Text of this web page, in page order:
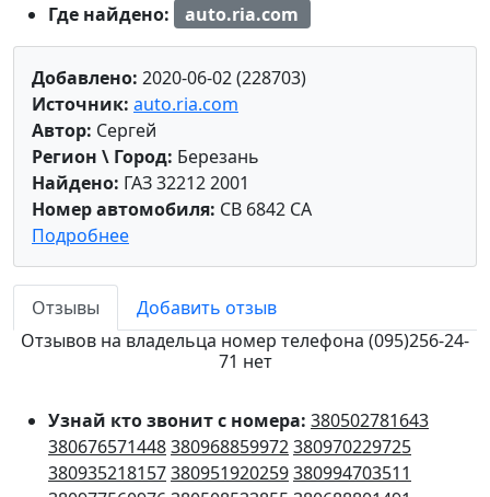
Где найдено:
auto.ria.com
Добавлено: 2020-06-02 (228703)
Источник: auto.ria.com
Автор: Сергей
Регион \ Город: Березань
Найдено: ГАЗ 32212 2001
Номер автомобиля: CB 6842 CA
Подробнее
Отзывы
Добавить отзыв
Отзывов на владельца номер телефона (095)256-24-
71 нет
Узнай кто звонит с номера: 380502781643
380676571448380968859972380970229725
380935218157380951920259380994703511